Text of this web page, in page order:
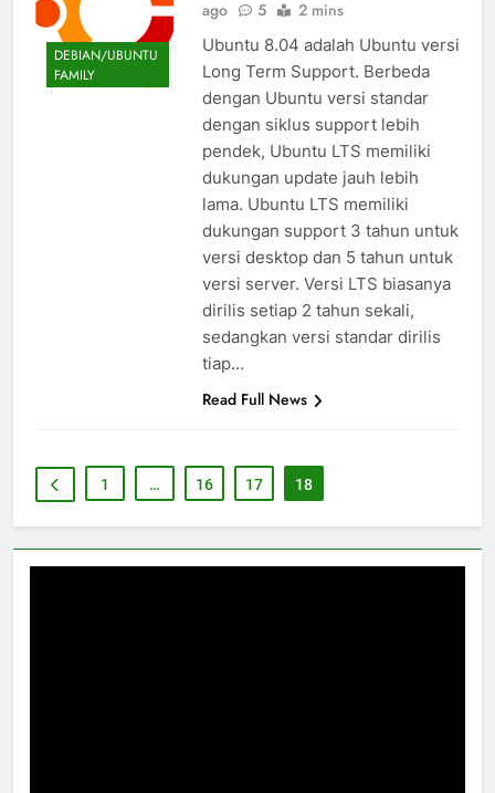
DEBIAN/UBUNTU
FAMILY
ago
5 2 mins
Ubuntu 8.04 adalah Ubuntu versi
Long Term Support. Berbeda
dengan Ubuntu versi standar
dengan siklus support lebih
pendek, Ubuntu LTS memiliki
dukungan update jauh lebih
lama. Ubuntu LTS memiliki
dukungan support 3 tahun untuk
versi desktop dan 5 tahun untuk
versi server. Versi LTS biasanya
dirilis setiap 2 tahun sekali,
sedangkan versi standar dirilis
tiap…
Read Full News
1 … 16 17 18